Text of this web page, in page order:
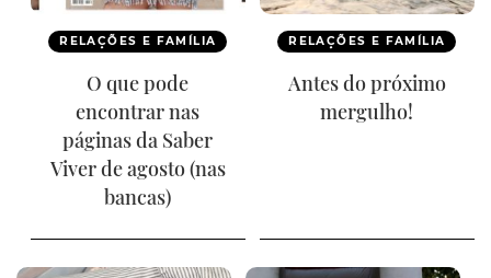
RELAÇÕES E FAMÍLIA
O que pode
encontrar nas
páginas da Saber
Viver de agosto (nas
bancas)
RELAÇÕES E FAMÍLIA
Antes do próximo
mergulho!